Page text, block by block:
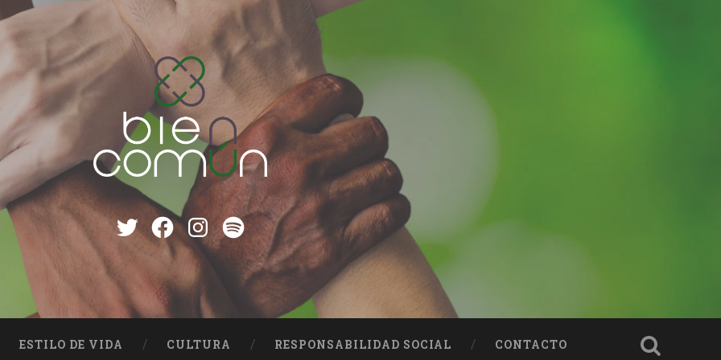
TwitterFacebook
instagram
Spotify
ESTILO DE VIDA CULTURA RESPONSABILIDAD SOCIAL CONTACTO